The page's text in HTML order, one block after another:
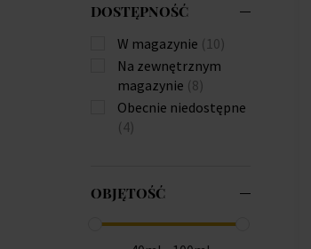
DOSTĘPNOŚĆ
W magazynie (10)
Na zewnętrznym
magazynie (8)
Obecnie niedostępne
(4)
OBJĘTOŚĆ